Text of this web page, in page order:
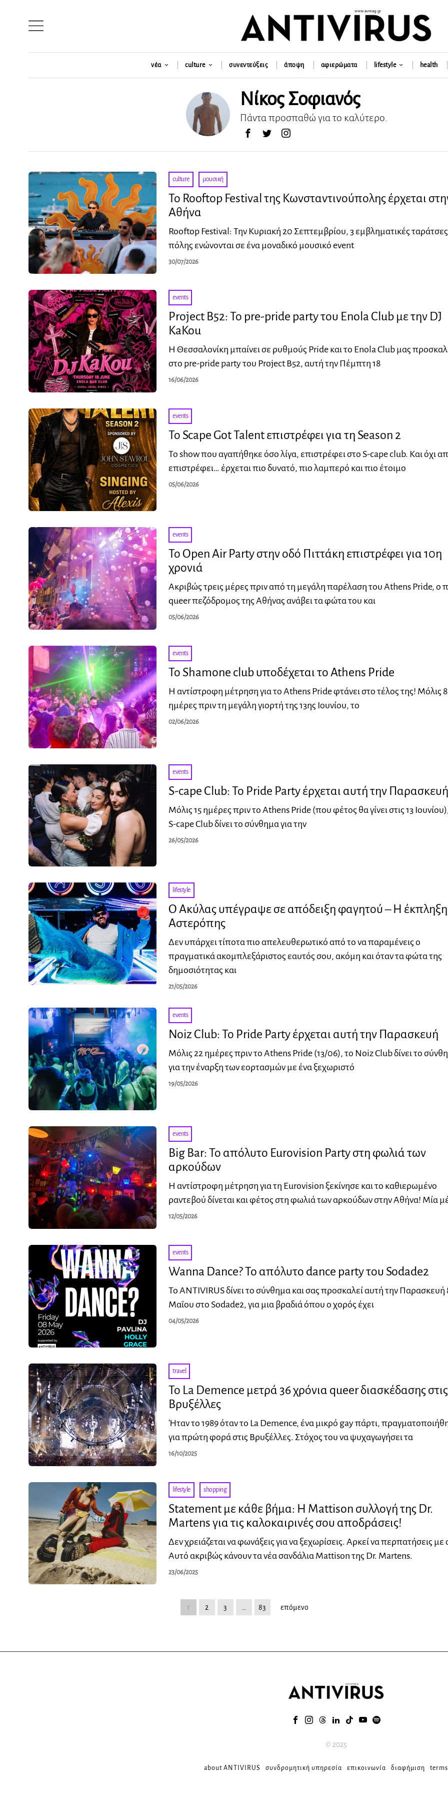
νέα culture συνεντεύξεις άποψη αφιερώματα lifestyle health
Νίκος Σοφιανός
Πάντα προσπαθώ για το καλύτερο.
culture · μουσική
Το Rooftop Festival της Κωνσταντινούπολης έρχεται
Αθήνα
Rooftop Festival: Την Κυριακή 20 Σεπτεμβρίου, 3 εμβληματικές
πόλης ενώνονται σε ένα μοναδικό μουσικό event
30/07/2026
events
Project B52: Το pre-pride party του Enola Club με την DJ
KaKou
Η Θεσσαλονίκη μπαίνει σε ρυθμούς Pride και το Enola Club μας
στο pre-pride party του Project B52, αυτή την Πέμπτη 18
16/06/2026
events
Το Scape Got Talent επιστρέφει για τη Season 2
Το show που αγαπήθηκε όσο λίγα, επιστρέφει στο S-cape club. Και όχι
επιστρέφει… έρχεται πιο δυνατό, πιο λαμπερό και πιο έτοιμο
05/06/2026
events
Το Open Air Party στην οδό Πιττάκη επιστρέφει για 10η
χρονιά
Ακριβώς τρεις μέρες πριν από τη μεγάλη παρέλαση του Athens Pride, ο
queer πεζόδρομος της Αθήνας ανάβει τα φώτα του και
05/06/2026
events
Το Shamone club υποδέχεται το Athens Pride
Η αντίστροφη μέτρηση για το Athens Pride φτάνει στο τέλος της! Μόλις 8
ημέρες πριν τη μεγάλη γιορτή της 13ης Ιουνίου, το
02/06/2026
events
S-cape Club: Το Pride Party έρχεται αυτή την
Μόλις 15 ημέρες πριν το Athens Pride (που φέτος θα γίνει στις 13
S-cape Club δίνει το σύνθημα για την
26/05/2026
lifestyle
Ο Ακύλας υπέγραψε σε απόδειξη φαγητού – Η έκπληξη
Αστερόπης
Δεν υπάρχει τίποτα πιο απελευθερωτικό από το να παραμένεις ο
πραγματικά ακομπλεξάριστος εαυτός σου, ακόμη και όταν τα φώτα της
δημοσιότητας και
21/05/2026
events
Noiz Club: Το Pride Party έρχεται αυτή την Παρασκευή
Μόλις 22 ημέρες πριν το Athens Pride (13/06), το Noiz Club δίνει το
για την έναρξη των εορτασμών με ένα ξεχωριστό
19/05/2026
events
Big Bar: Το απόλυτο Eurovision Party στη φωλιά των
αρκούδων
Η αντίστροφη μέτρηση για τη Eurovision ξεκίνησε και το καθιερωμένο
ραντεβού δίνεται και φέτος στη φωλιά των αρκούδων στην Αθήνα! Μία
12/05/2026
events
Wanna Dance? To απόλυτο dance party του Sodade2
Το ANTIVIRUS δίνει το σύνθημα και σας προσκαλεί αυτή την Παρασκευή
Μαΐου στο Sodade2, για μια βραδιά όπου ο χορός έχει
04/05/2026
travel
Το La Demence μετρά 36 χρόνια queer διασκέδασης στις
Βρυξέλλες
Ήταν το 1989 όταν το La Demence, ένα μικρό gay πάρτι,
για πρώτη φορά στις Βρυξέλλες. Στόχος του να ψυχαγωγήσει τα
16/10/2025
lifestyle · shopping
Statement με κάθε βήμα: Η Mattison συλλογή της Dr.
Martens για τις καλοκαιρινές σου αποδράσεις!
Δεν χρειάζεται να φωνάξεις για να ξεχωρίσεις. Αρκεί να περπατήσεις με
Αυτό ακριβώς κάνουν τα νέα σανδάλια Mattison της Dr. Martens.
23/06/2025
1 2 3 … 83 επόμενο
© 2025
about ANTIVIRUS συνδρομητική υπηρεσία επικοινωνία διαφήμιση